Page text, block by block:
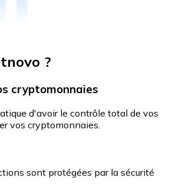
?
cryptomonnaies
d'avoir le contrôle total de vos
vos cryptomonnaies.
sont protégées par la sécurité